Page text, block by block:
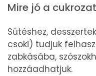
Mire jó a
Sütéshez,
csoki) tudjuk
zabkásába,
hozzáadhatjuk.